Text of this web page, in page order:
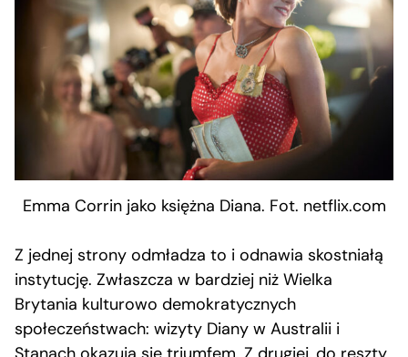
Emma Corrin jako księżna Diana. Fot. netflix.com
Z jednej strony odmładza to i odnawia skostniałą
instytucję. Zwłaszcza w bardziej niż Wielka
Brytania kulturowo demokratycznych
społeczeństwach: wizyty Diany w Australii i